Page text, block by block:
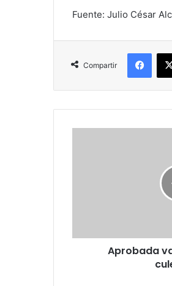
Fuente: Julio César
Compartir
Aprobada